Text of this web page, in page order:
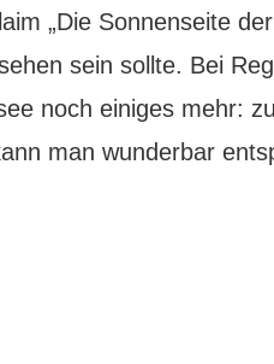
„Die Sonnenseite
sein sollte. Bei
noch einiges mehr:
man wunderbar